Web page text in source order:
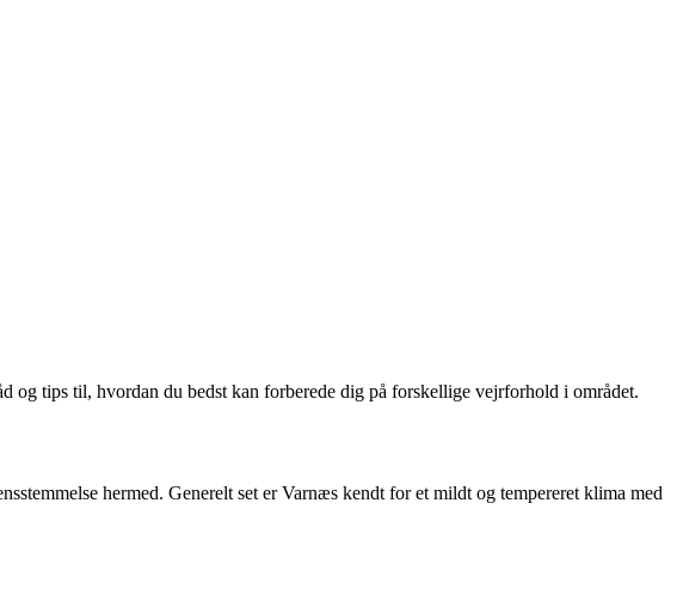
tips til, hvordan du bedst kan forberede dig på forskellige vejrforhold i området.
hermed. Generelt set er Varnæs kendt for et mildt og tempereret klima med